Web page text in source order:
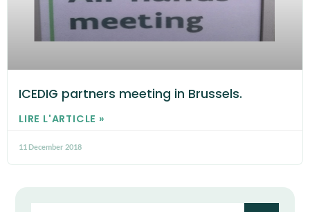
ICEDIG partners meeting in Brussels.
LIRE L'ARTICLE »
11 December 2018